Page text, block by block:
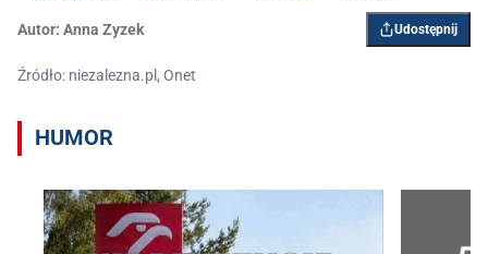
Autor: Anna Zyzek Udostępnij
Źródło: niezalezna.pl, Onet
HUMOR